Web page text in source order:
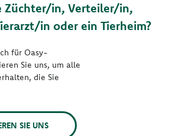
Züchter/in, Verteiler/in,
in oder ein Tierheim?
für Oasy-
Sie uns, um alle
die Sie
SIE UNS